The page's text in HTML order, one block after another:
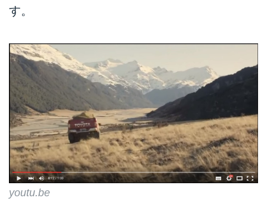
す。
youtu.be